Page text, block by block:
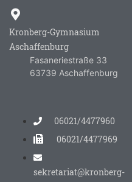
Kronberg-Gymnasium
Aschaffenburg
Fasaneriestraße 33
63739 Aschaffenburg
06021/4477960
06021/4477969
sekretariat@kronberg-